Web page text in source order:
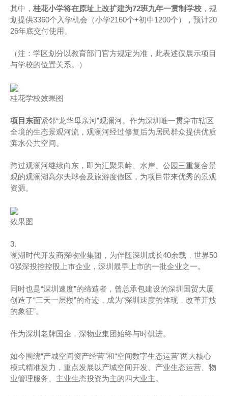
其中， 桂花小学将在原址上改扩建为72班九年一贯制学校 ，规
划提供3360个入学机会（小学2160个+初中1200个），预计20
26年底交付使用。
（注：学区划分以教育部门官方规定为准，此表述仅展示项目
与学校的位置关系。）
桂花学校效果图
项目东面紧邻“龙华母亲河”观澜河。作为深圳唯一贯穿市辖区
全境的生态景观河流，观澜河经过修复后为居民群众提供优质
滨水公共空间。
跨过观澜河继续向东，即为汇聚果岭、水岸、公园三重复合景
观的观澜湖高尔夫球会及旅游度假区，为项目带来优秀的景观
资源。
效果图
3.
澜湖时代开发商深物业集团，为伴随深圳成长40余载，世界50
0强深投控控股上市企业，深圳最早上市的一批企业之一。
同时也是“深圳速度”的缔造者，曾总承包建设的深圳国贸大厦
创造了“三天一层楼”的奇迹，成为“深圳速度的体现，改革开放
的象征”。
作为深圳老牌国企，深物业集团始终与时俱进。
如今围绕“产城空间资产经营”和“空间数字生态运营”两大核心
模式精准发力，重点发展以产城空间开发、产业生态运营、物
业管理服务、主业生态投资为主的四大业主。